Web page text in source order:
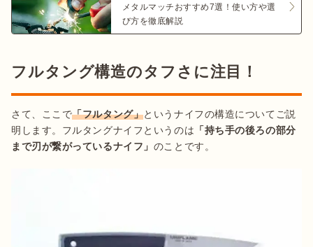
メタルマッチおすすめ7選！使い方や選
び方を徹底解説
フルタング構造のタフさに注目！
さて、ここで「フルタング」というナイフの構造についてご説
明します。フルタングナイフというのは 「持ち手の後ろの部分
まで刃が繋がっているナイフ」 のことです。